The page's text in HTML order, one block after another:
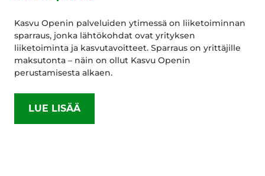
Kasvu Openin palveluiden ytimessä on liiketoiminnan
sparraus, jonka lähtökohdat ovat yrityksen
liiketoiminta ja kasvutavoitteet. Sparraus on yrittäjille
maksutonta – näin on ollut Kasvu Openin
perustamisesta alkaen.
LUE LISÄÄ